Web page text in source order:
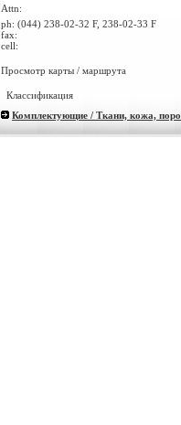
Attn:
ph: (044) 238-02-32 F, 238-02-33 F
fax:
cell:
Просмотр карты / маршрута
Классификация
Комплектующие / Ткани, кожа,